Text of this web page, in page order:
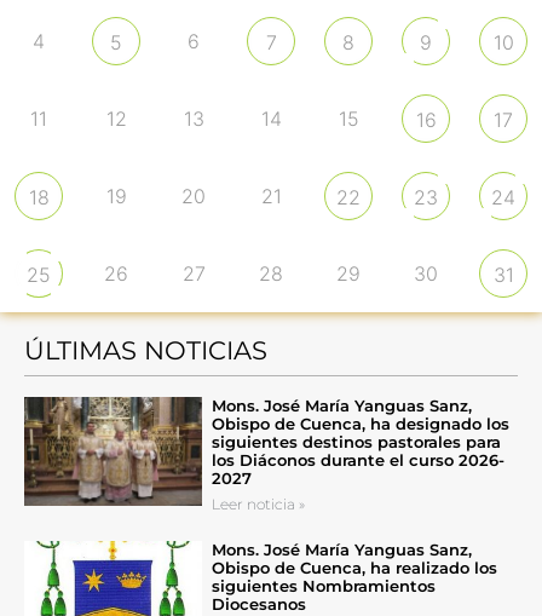
4 5 6 7 8 9 10
11 12 13 14 15 16 17
18 19 20 21 22 23 24
25 26 27 28 29 30 31
ÚLTIMAS NOTICIAS
Mons. José María Yanguas Sanz,
Obispo de Cuenca, ha designado los
siguientes destinos pastorales para
los Diáconos durante el curso 2026-
2027
Leer noticia »
Mons. José María Yanguas Sanz,
Obispo de Cuenca, ha realizado los
siguientes Nombramientos
Diocesanos